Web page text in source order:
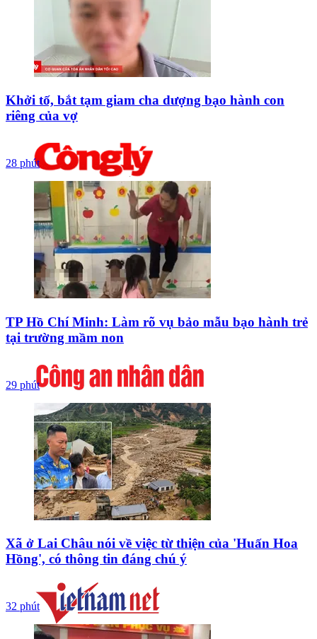
Khởi tố, bắt tạm giam cha dượng bạo hành con
riêng của vợ
28 phút
TP Hồ Chí Minh: Làm rõ vụ bảo mẫu bạo hành trẻ
tại trường mầm non
29 phút
Xã ở Lai Châu nói về việc từ thiện của 'Huấn Hoa
Hồng', có thông tin đáng chú ý
32 phút